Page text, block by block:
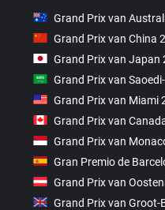
Grand Prix van
Grand Prix van China
Grand Prix van Japan
Grand Prix van
Grand Prix van Miami
Grand Prix van
Grand Prix van
Gran Premio de
Grand Prix van
Grand Prix van